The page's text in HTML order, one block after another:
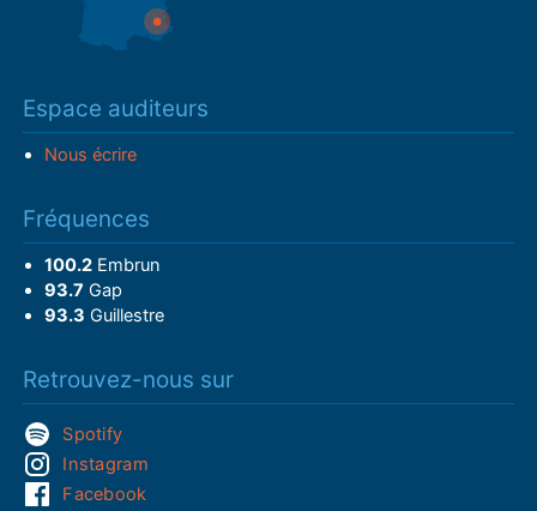
Espace auditeurs
Nous écrire
Fréquences
100.2Embrun
93.7 Gap
93.3 Guillestre
Retrouvez-nous sur
Spotify
Instagram
Facebook